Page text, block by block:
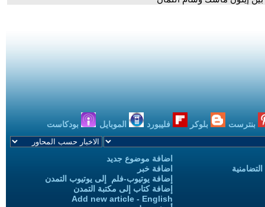
بنترست بلوكر فليبورد الموبايل بودكاست
اضافة موضوع جديد
اضافة خبر
إضافة يوتيوب-فلم إلى يوتيوب التمدن
إضافة كتاب إلى مكتبة التمدن
Add new article - English